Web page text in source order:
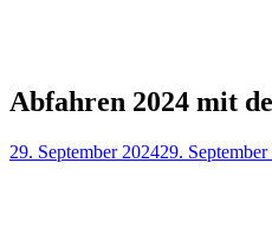
Abfahren 2024 mit
29. September 202429.